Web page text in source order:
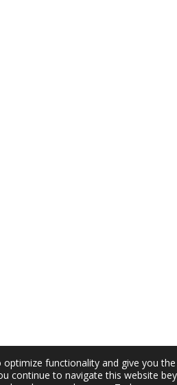
optimize functionality and give you
continue to navigate this website